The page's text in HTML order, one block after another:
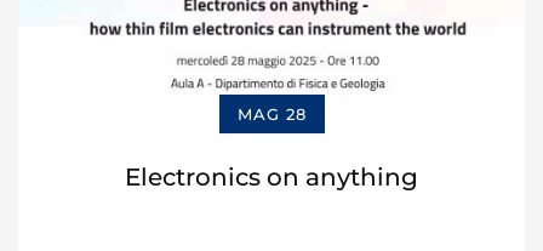
MAG 28
Electronics on anything